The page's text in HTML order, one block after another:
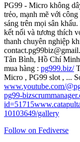
PG99 - Micro không
trẻo, mạnh mẽ với
sáng trên mọi sân
kết nối và tương thích
thanh chuyên nghiệp
Tân Bình, Hồ Chí
mua hàng : pg999.biz/
Micro , PG99 slot , ...
www.youtube.com/
pg99-biz
id=51715
10103649/gallery
Follow on Fediverse